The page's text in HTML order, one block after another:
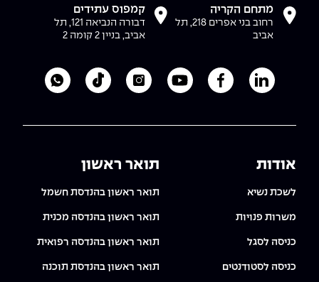
מתחם הקריה
רחוב בני אפרים 218, תל
אביב
קמפוס עתידים
דבורה הנביאה 121, תל
אביב, בניין 2 קומה 2
לעמוד הלינקדאין של מכללת אפקה
לעמוד הפייסבוק של מכללת אפקה
לעמוד היוטיוב של מכללת אפקה
לעמוד האינסטגרם של
לעמוד הטיקטוק
אודות
לשכת נשיא
משרות פנויות
כניסה לסגל
כניסה לסטודנטים
תואר ראשון
תואר ראשון בהנדסת חשמל
תואר ראשון בהנדסה מכנית
תואר ראשון בהנדסה רפואית
תואר ראשון בהנדסת תוכנה